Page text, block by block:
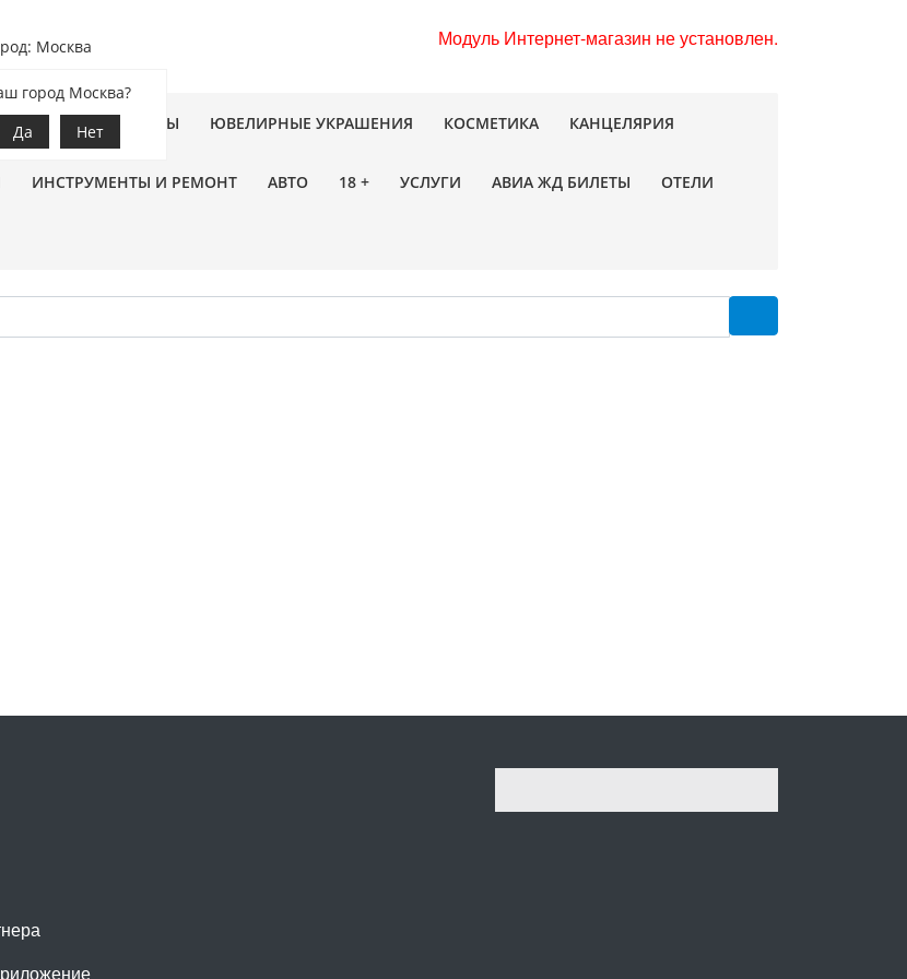
Модуль Интернет-магазин не установлен.
Москва
город Москва?
Да
Нет
ЗООТОВАРЫ ЦВЕТЫ ЮВЕЛИРНЫЕ УКРАШЕНИЯ КОСМЕТИКА КАНЦЕЛЯРИЯ
ИНСТРУМЕНТЫ И РЕМОНТ АВТО 18 + УСЛУГИ АВИА ЖД БИЛЕТЫ ОТЕЛИ